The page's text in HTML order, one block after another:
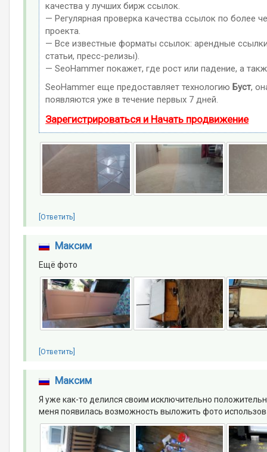
качества у лучших бирж ссылок.
— Регулярная проверка качества ссылок по более
проекта.
— Все известные форматы ссылок: арендные
статьи, пресс-релизы).
— SeoHammer покажет, где рост или падение, а
SeoHammer еще предоставляет технологиюБуст,
появляются уже в течение первых 7 дней.
Зарегистрироваться и Начать продвижение
[Ответить]
Максим
Ещё фото
[Ответить]
Максим
Я уже как-то делился своим исключительно
меня появилась возможность выложить фото